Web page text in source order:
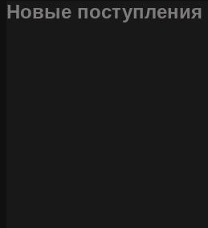
Новые поступления